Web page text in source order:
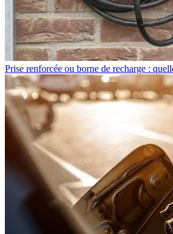
Prise renforcée ou borne de recharge :